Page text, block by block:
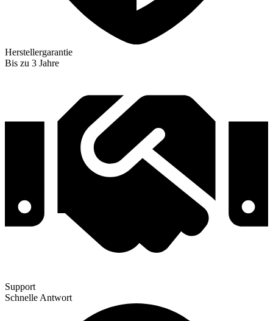
Herstellergarantie
Bis zu 3 Jahre
Support
Schnelle Antwort